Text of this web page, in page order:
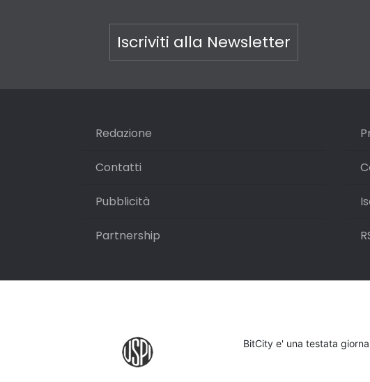
Iscriviti alla Newsletter
Redazione
Contatti
Pubblicità
Partnership
BitCity e' una testata